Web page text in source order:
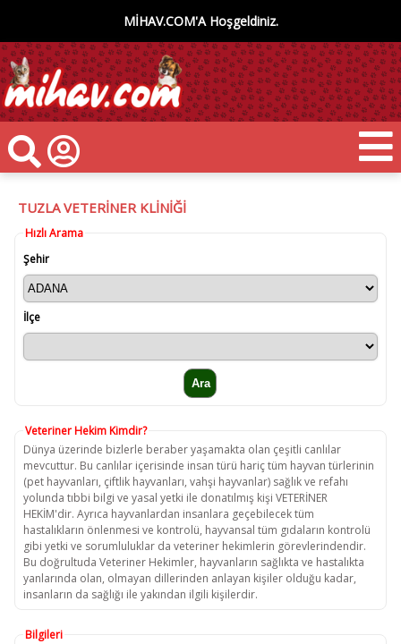
MİHAV.COM'A Hoşgeldiniz.
TUZLA VETERİNER KLİNİĞİ
Hızlı Arama
Şehir
İlçe
Veteriner Hekim Kimdir?
Dünya üzerinde bizlerle beraber yaşamakta olan çeşitli canlılar
mevcuttur. Bu canlılar içerisinde insan türü hariç tüm hayvan türlerinin
(pet hayvanları, çiftlik hayvanları, vahşi hayvanlar) sağlık ve refahı
yolunda tıbbi bilgi ve yasal yetki ile donatılmış kişi VETERİNER
HEKİM'dir. Ayrıca hayvanlardan insanlara geçebilecek tüm
hastalıkların önlenmesi ve kontrolü, hayvansal tüm gıdaların kontrolü
gibi yetki ve sorumluluklar da veteriner hekimlerin görevlerindendir.
Bu doğrultuda Veteriner Hekimler, hayvanların sağlıkta ve hastalıkta
yanlarında olan, olmayan dillerinden anlayan kişiler olduğu kadar,
insanların da sağlığı ile yakından ilgili kişilerdir.
Bilgileri